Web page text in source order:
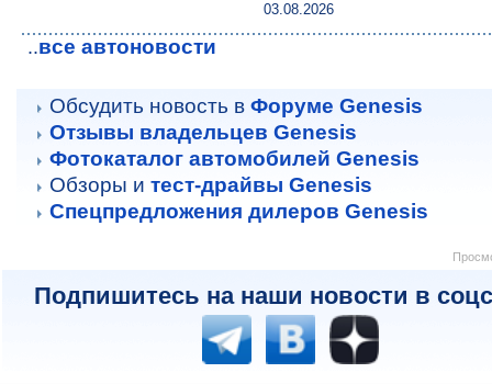
03.08.2026
..все автоновости
Обсудить новость в Форуме Genesis
Отзывы владельцев Genesis
Фотокаталог автомобилей Genesis
Обзоры и тест-драйвы Genesis
Спецпредложения дилеров Genesis
Подпишитесь на наши новости в